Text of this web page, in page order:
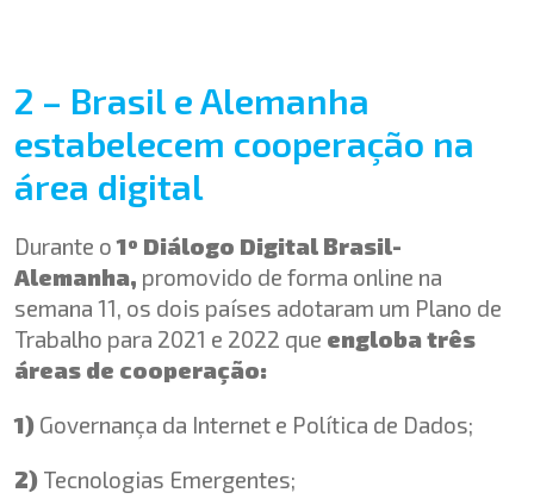
2 – Brasil e Alemanha
estabelecem cooperação na
área digital
Durante o1º Diálogo Digital Brasil-
Alemanha, promovido de forma online na
semana 11, os dois países adotaram um Plano de
Trabalho para 2021 e 2022 que engloba três
áreas de cooperação:
1) Governança da Internet e Política de Dados;
2) Tecnologias Emergentes;